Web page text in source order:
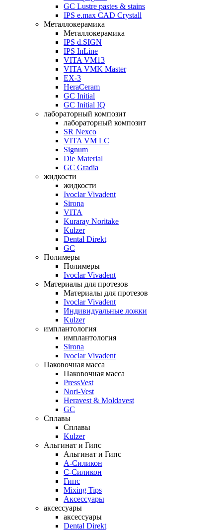
GC Lustre pastes & stains
IPS e.max CAD Crystall
Металлокерамика
Металлокерамика
IPS d.SIGN
IPS InLine
VITA VM13
VITA VMK Master
EX-3
HeraCeram
GC Initial
GC Initial IQ
лабораторный композит
лабораторный композит
SR Nexco
VITA VM LC
Signum
Die Material
GC Gradia
жидкости
жидкости
Ivoclar Vivadent
Sirona
VITA
Kuraray Noritake
Kulzer
Dental Direkt
GC
Полимеры
Полимеры
Ivoclar Vivadent
Материалы для протезов
Материалы для протезов
Ivoclar Vivadent
Индивидуальные ложки
Kulzer
имплантология
имплантология
Sirona
Ivoclar Vivadent
Паковочная масса
Паковочная масса
PressVest
Nori-Vest
Heravest & Moldavest
GC
Сплавы
Сплавы
Kulzer
Альгинат и Гипс
Альгинат и Гипс
A-Силикон
C-Силикон
Гипс
Mixing Tips
Аксессуары
аксессуары
аксессуары
Dental Direkt